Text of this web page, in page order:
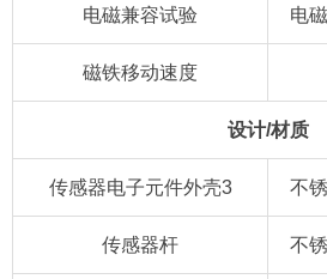
电磁兼容试验 电
磁铁移动速度
设计/材质
传感器电子元件外壳3 不
传感器杆 不